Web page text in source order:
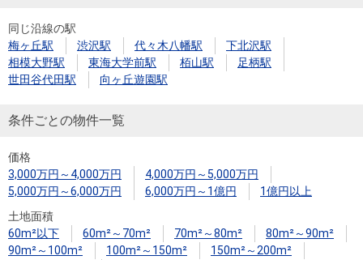
購入向け
サービス
住宅ロー
ンシミュ
レーショ
住まい1プ
ラス（お
税金の本
（電子ブ
ック）
住まいと
暮らしの
（電子ブ
売却ガイ
ド
同じ沿線の駅
梅ヶ丘駅
渋沢駅 代々木八幡駅
下北沢駅
相模大野駅
東海大学前駅 栢山駅
足柄駅
世田谷代田駅
向ヶ丘遊園駅
条件ごとの物件一覧
価格
3,000万円～4,000万円
4,000万円～5,000万円
5,000万円～6,000万円
6,000万円～1億円
1億円以上
土地面積
60m²以下
60m²～70m² 70m²～80m²
80m²～90m²
90m²～100m²
100m²～150m²
150m²～200m²